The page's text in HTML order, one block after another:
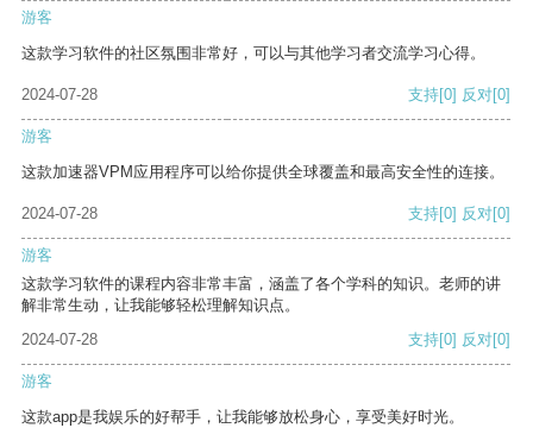
游客
这款学习软件的社区氛围非常好，可以与其他学习者交流学习心得。
2024-07-28 支持[0] 反对[0]
游客
这款加速器VPM应用程序可以给你提供全球覆盖和最高安全性的连接。
2024-07-28 支持[0] 反对[0]
游客
这款学习软件的课程内容非常丰富，涵盖了各个学科的知识。老师的讲
解非常生动，让我能够轻松理解知识点。
2024-07-28
支持[0] 反对[0]
游客
这款app是我娱乐的好帮手，让我能够放松身心，享受美好时光。